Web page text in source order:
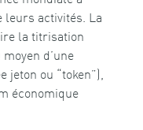
leurs activités. La
la titrisation
d’une
jeton ou “token”),
économique